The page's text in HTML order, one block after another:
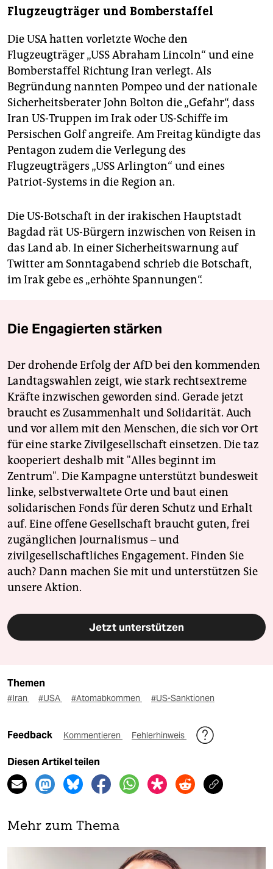
Flugzeugträger und Bomberstaffel
Die USA hatten vorletzte Woche den
Flugzeugträger „USS Abraham Lincoln“ und eine
Bomberstaffel Richtung Iran verlegt. Als
Begründung nannten Pompeo und der nationale
Sicherheitsberater John Bolton die „Gefahr“, dass
Iran US-Truppen im Irak oder US-Schiffe im
Persischen Golf angreife. Am Freitag kündigte das
Pentagon zudem die Verlegung des
Flugzeugträgers „USS Arlington“ und eines
Patriot-Systems in die Region an.
Die US-Botschaft in der irakischen Hauptstadt
Bagdad rät US-Bürgern inzwischen von Reisen in
das Land ab. In einer Sicherheitswarnung auf
Twitter am Sonntagabend schrieb die Botschaft,
im Irak gebe es „erhöhte Spannungen“.
Die Engagierten stärken
Der drohende Erfolg der AfD bei den kommenden
Landtagswahlen zeigt, wie stark rechtsextreme
Kräfte inzwischen geworden sind. Gerade jetzt
braucht es Zusammenhalt und Solidarität. Auch
und vor allem mit den Menschen, die sich vor Ort
für eine starke Zivilgesellschaft einsetzen. Die taz
kooperiert deshalb mit "Alles beginnt im
Zentrum". Die Kampagne unterstützt bundesweit
linke, selbstverwaltete Orte und baut einen
solidarischen Fonds für deren Schutz und Erhalt
auf. Eine offene Gesellschaft braucht guten, frei
zugänglichen Journalismus – und
zivilgesellschaftliches Engagement. Finden Sie
auch? Dann machen Sie mit und unterstützen Sie
unsere Aktion.
Jetzt unterstützen
Themen
#Iran #USA #Atomabkommen #US-Sanktionen
Feedback Kommentieren Fehlerhinweis
Diesen Artikel teilen
Mehr zum Thema